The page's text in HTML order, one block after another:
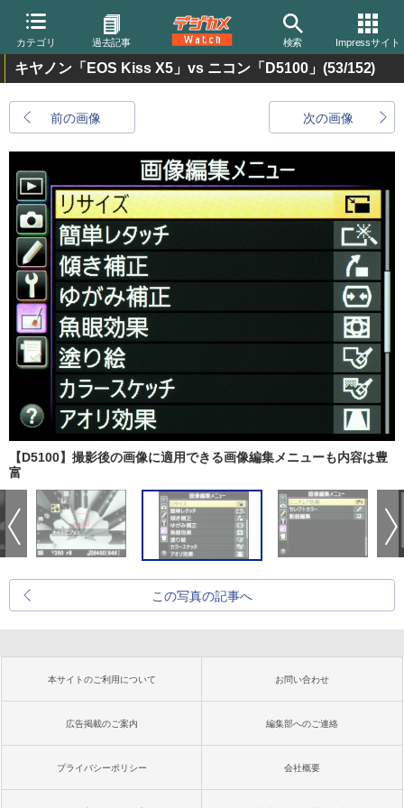
カテゴリ 過去記事 検索 Impressサイト
キヤノン「EOS Kiss X5」vs ニコン「D5100」 (53/152)
前の画像 次の画像
【D5100】撮影後の画像に適用できる画像編集メニューも内容は豊
富
この写真の記事へ
本サイトのご利用について お問い合わせ
広告掲載のご案内 編集部へのご連絡
プライバシーポリシー 会社概要